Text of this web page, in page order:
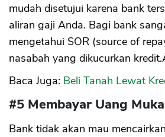
mudah disetujui karena bank
aliran gaji Anda. Bagi bank
mengetahui SOR (source of
nasabah yang dikucurkan
Baca Juga: Beli Tanah Lewat
#5 Membayar Uang
Bank tidak akan mau